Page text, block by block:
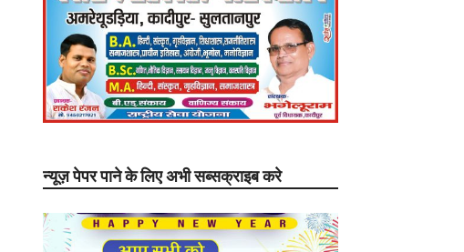
न्यूज़ पेपर पाने के लिए अभी सब्सक्राइब करे